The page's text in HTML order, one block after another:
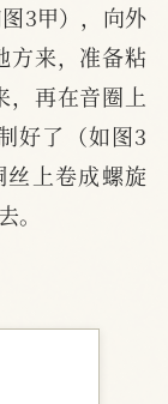
3甲），向外
方来，准备粘
，再在音圈上
好了（如图3
上卷成螺旋
。